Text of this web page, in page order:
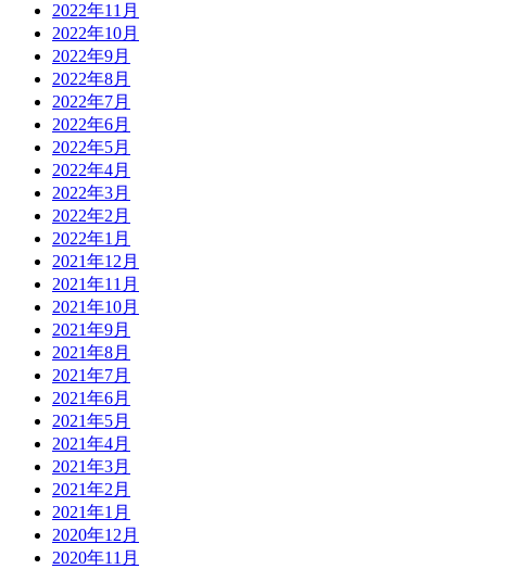
2022年11月
2022年10月
2022年9月
2022年8月
2022年7月
2022年6月
2022年5月
2022年4月
2022年3月
2022年2月
2022年1月
2021年12月
2021年11月
2021年10月
2021年9月
2021年8月
2021年7月
2021年6月
2021年5月
2021年4月
2021年3月
2021年2月
2021年1月
2020年12月
2020年11月